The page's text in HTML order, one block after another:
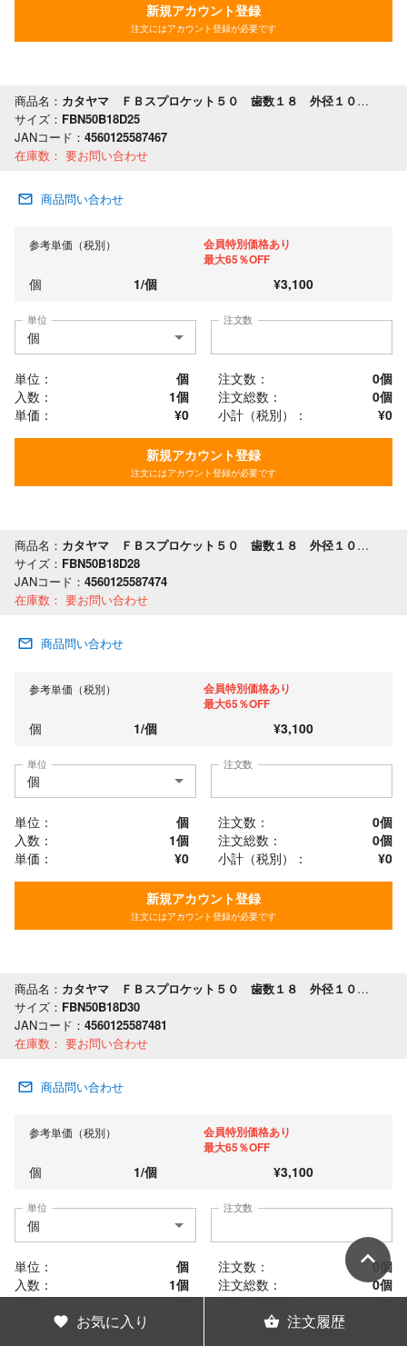
新規アカウント登録
注文にはアカウント登録が必要です
商品名： カタヤマ ＦＢスプロケット５０ 歯数１８ 外径１００ 軸穴径２５
サイズ： FBN50B18D25
JANコード： 4560125587467
在庫数： 要お問い合わせ
商品問い合わせ
参考単価（税別）
会員特別価格あり
最大65％OFF
個 1/個 ¥3,100
単位 注文数
単位：
個
入数：
1個
単価：
¥0
注文数： 0個
注文総数：
0個
小計（税別）：
¥0
新規アカウント登録
注文にはアカウント登録が必要です
商品名： カタヤマ ＦＢスプロケット５０ 歯数１８ 外径１００ 軸穴径２８
サイズ： FBN50B18D28
JANコード： 4560125587474
在庫数： 要お問い合わせ
商品問い合わせ
参考単価（税別）
会員特別価格あり
最大65％OFF
個 1/個 ¥3,100
単位 注文数
単位：
個
入数：
1個
単価：
¥0
注文数： 0個
注文総数：
0個
小計（税別）：
¥0
新規アカウント登録
注文にはアカウント登録が必要です
商品名： カタヤマ ＦＢスプロケット５０ 歯数１８ 外径１００ 軸穴径３０
サイズ： FBN50B18D30
JANコード： 4560125587481
在庫数： 要お問い合わせ
商品問い合わせ
参考単価（税別）
会員特別価格あり
最大65％OFF
個 1/個 ¥3,100
単位 注文数
単位：
個
入数：
1個
単価：
¥0
注文数： 0
個
注文総数：
0個
小計（税別）：
¥0
お気に入り 注文履歴